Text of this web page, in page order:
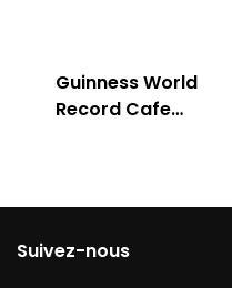
Guinness World
Record Cafe
Suivez-nous